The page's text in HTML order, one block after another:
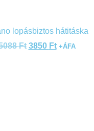
lopásbiztos hátitáska
Ft 3850 Ft +ÁFA